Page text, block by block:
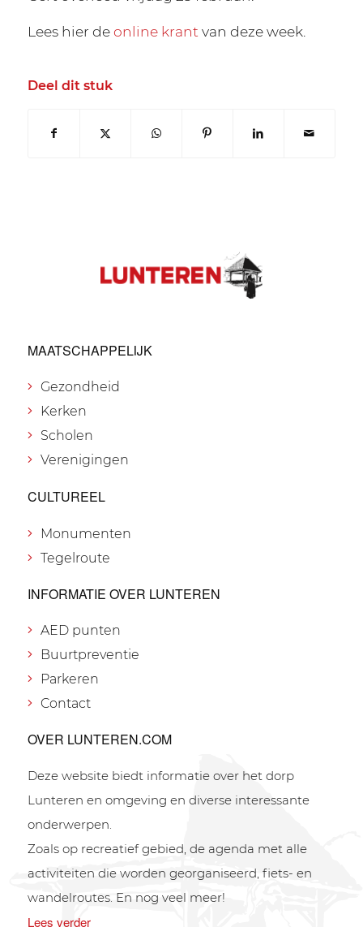
Lees hier deonline krant van deze week.
Deel dit stuk
MAATSCHAPPELIJK
Gezondheid
Kerken
Scholen
Verenigingen
CULTUREEL
Monumenten
Tegelroute
INFORMATIE OVER LUNTEREN
AED punten
Buurtpreventie
Parkeren
Contact
OVER LUNTEREN.COM
Deze website biedt informatie over het dorp
Lunteren en omgeving en diverse interessante
onderwerpen.
Zoals op recreatief gebied, de agenda met alle
activiteiten die worden georganiseerd, fiets- en
wandelroutes. En nog veel meer!
Lees verder